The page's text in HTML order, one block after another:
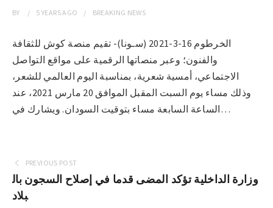
BY 5 YEARSAGO BREAKING NEWS
الخرطوم 16-3-2021 (سـونا)- تقيم منصة كوش للثقافة
والفنون؛ وعبر منصاتها الرقمية على مواقع التواصل
الاجتماعي، أمسية شعرية، بمناسبة اليوم العالمي للشعر،
وذلك مساء يوم السبت المقبل الموافق 20 مارس 2021، عند
الساعة السابعة مساء بتوقيت السودان. ويشارك في…
PREVIOUS POST
وزارة الداخلية تؤكد المضى قدما في إصلاح السجون بال
بلاد